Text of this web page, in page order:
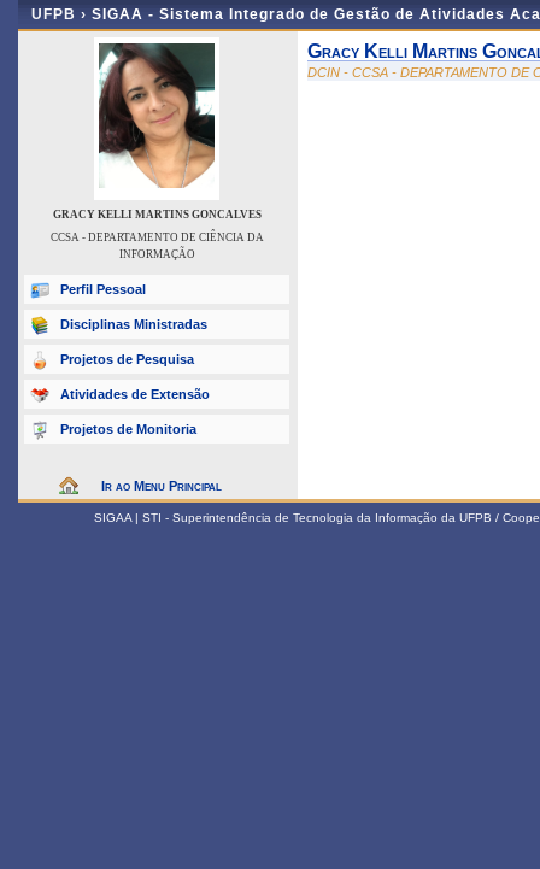
UFPB › SIGAA - Sistema Integrado de Gestão de Atividades
GRACY KELLI MARTINS GONCALVES
CCSA - DEPARTAMENTO DE CIÊNCIA DA
INFORMAÇÃO
Perfil Pessoal
Disciplinas Ministradas
Projetos de Pesquisa
Atividades de Extensão
Projetos de Monitoria
Ir ao Menu Principal
Gracy Kelli Martins
DCIN - CCSA - DEPARTAMENTO DE
SIGAA | STI - Superintendência de Tecnologia da Informação da UFPB /